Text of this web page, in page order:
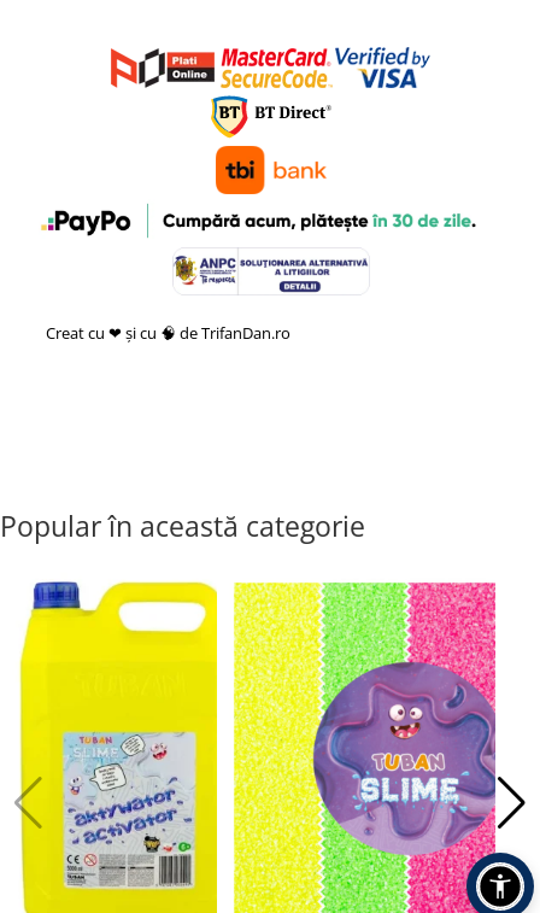
Creat cu ❤ și cu 🧠 de TrifanDan.ro
Popular în această categorie